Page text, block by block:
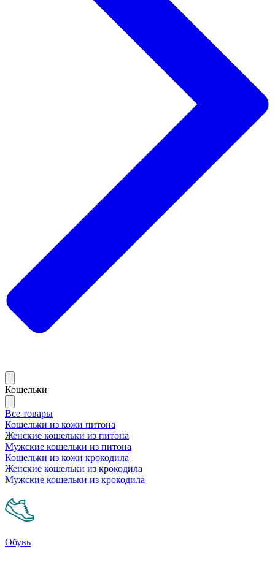
Кошельки
Все товары
Кошельки из кожи питона
Женские кошельки из питона
Мужские кошельки из питона
Кошельки из кожи крокодила
Женские кошельки из крокодила
Мужские кошельки из крокодила
Обувь